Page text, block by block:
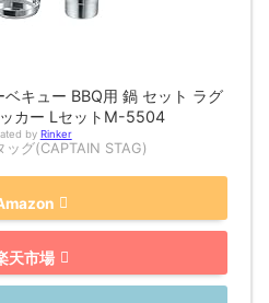
キュー BBQ用 鍋 セット ラグ
カー LセットM-5504
by Rinker
ッグ(CAPTAIN STAG)
天市場